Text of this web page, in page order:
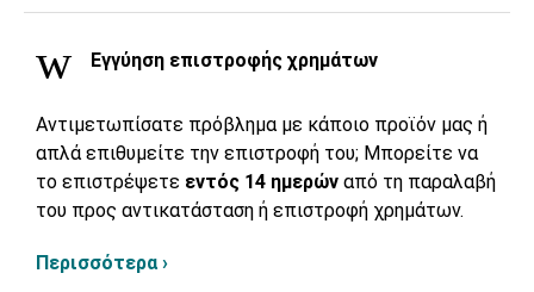
Εγγύηση επιστροφής χρημάτων
Αντιμετωπίσατε πρόβλημα με κάποιο προϊόν μας ή
απλά επιθυμείτε την επιστροφή του; Μπορείτε να
το επιστρέψετε εντός 14 ημερών από τη παραλαβή
του προς αντικατάσταση ή επιστροφή χρημάτων.
Περισσότερα ›